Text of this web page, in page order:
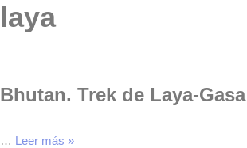
laya
Bhutan. Trek de Laya-
… Leer más »